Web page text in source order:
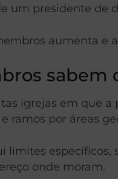
um presidente de
aumenta e
igrejas em que a
ramos por áreas
limites
onde moram.